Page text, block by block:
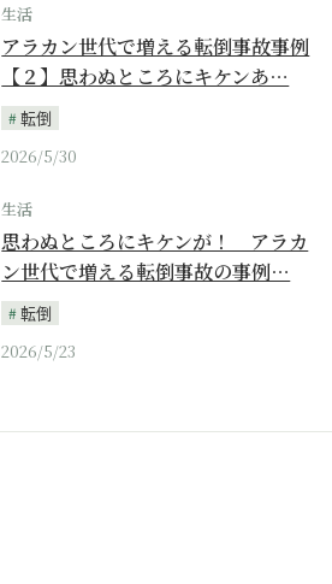
生活
アラカン世代で増える転倒事故事例
【２】思わぬところにキケンあ…
転倒
2026/5/30
生活
思わぬところにキケンが！ アラカ
ン世代で増える転倒事故の事例…
転倒
2026/5/23